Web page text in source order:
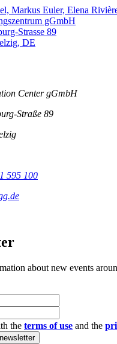
Markus Euler, Elena
gGmbH
Strasse 89
, DE
Center gGmbH
Straße 89
595 100
about new events
the terms of use and the